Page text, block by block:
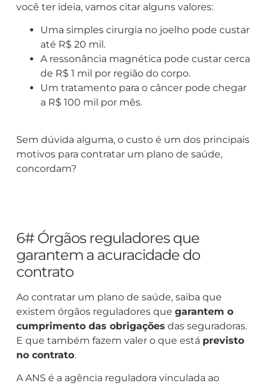
você ter ideia, vamos citar alguns valores:
Uma simples cirurgia no joelho pode custar
até R$ 20 mil.
A ressonância magnética pode custar cerca
de R$ 1 mil por região do corpo.
Um tratamento para o câncer pode chegar
a R$ 100 mil por mês.
Sem dúvida alguma, o custo é um dos principais
motivos para contratar um plano de saúde,
concordam?
6# Órgãos reguladores que
garantem a acuracidade do
contrato
Ao contratar um plano de saúde, saiba que
existem órgãos reguladores que garantem o
cumprimento das obrigações das seguradoras.
E que também fazem valer o que está previsto
no contrato.
A ANS é a agência reguladora vinculada ao